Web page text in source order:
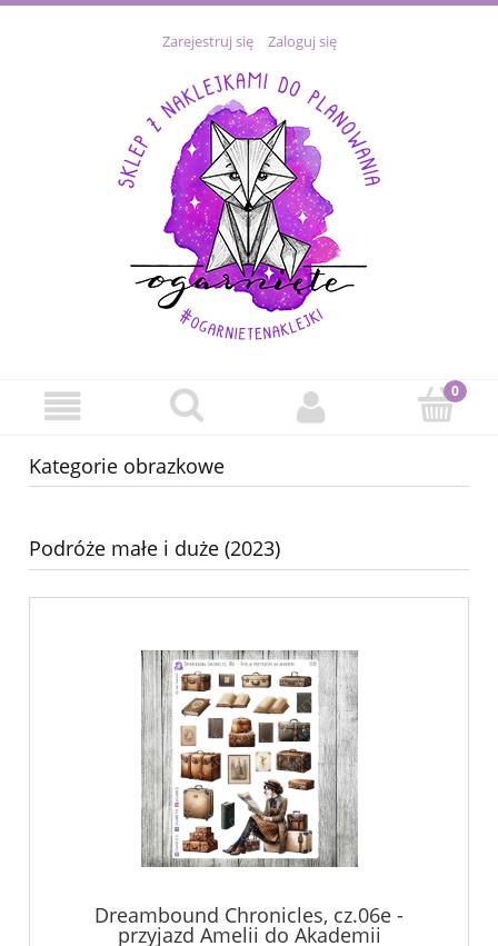
Zarejestruj się Zaloguj się
Kategorie obrazkowe
Podróże małe i duże (2023)
Dreambound Chronicles, cz.06e -
przyjazd Amelii do Akademii